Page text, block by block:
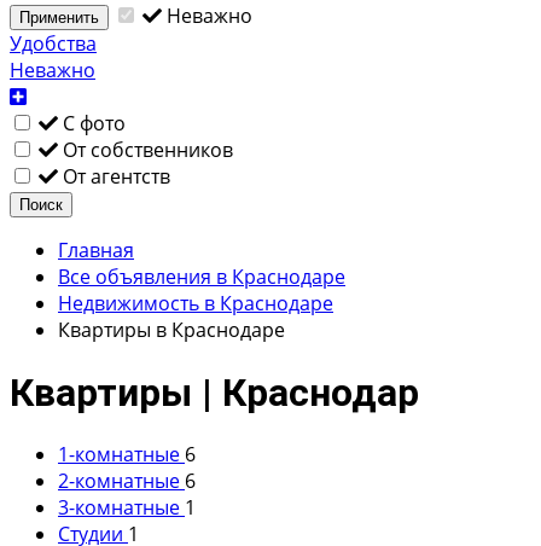
Применить
Неважно
Удобства
Неважно
С фото
От собственников
От агентств
Поиск
Главная
Все объявления в Краснодаре
Недвижимость в Краснодаре
Квартиры в Краснодаре
Квартиры | Краснодар
1-комнатные 6
2-комнатные 6
3-комнатные 1
Студии 1